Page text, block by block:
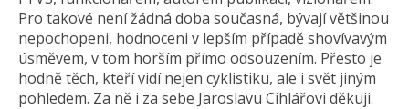
Pro takové není žádná doba současná, bývají většinou
nepochopeni, hodnoceni v lepším případě shovívavým
úsměvem, v tom horším přímo odsouzením. Přesto je
hodně těch, kteří vidí nejen cyklistiku, ale i svět jiným
pohledem. Za ně i za sebe Jaroslavu Cihlářovi děkuji.